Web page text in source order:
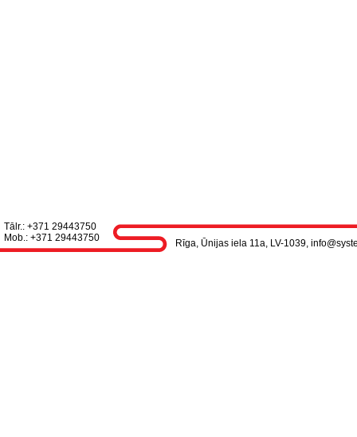
Tālr.: +371 29443750
Mob.: +371 29443750
Rīga, Ūnijas iela 11a, LV-1039,